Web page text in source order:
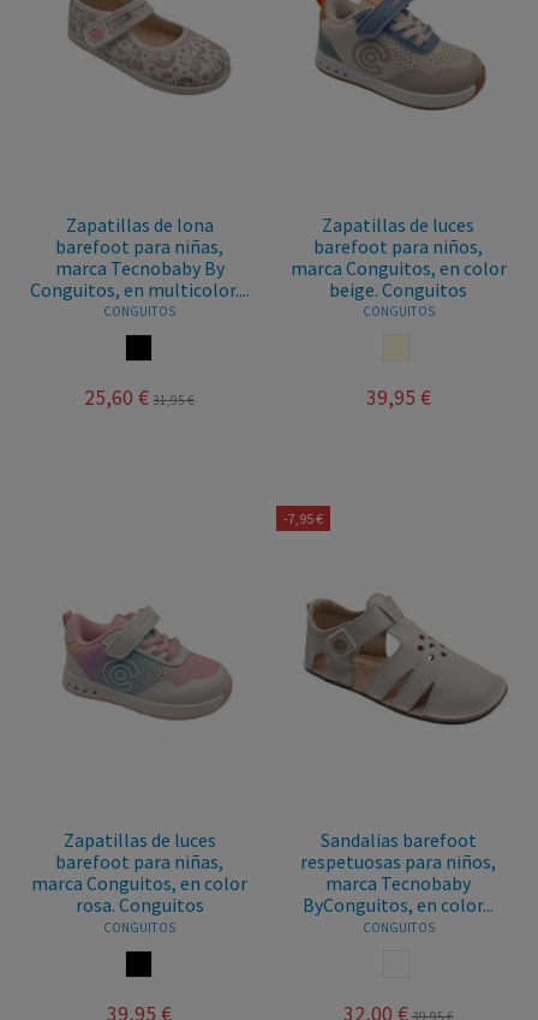
Zapatillas de lona
barefoot para niñas,
marca Tecnobaby By
Conguitos, en multicolor....
CONGUITOS
25,60 € 31,95 €
Zapatillas de luces
barefoot para niños,
marca Conguitos, en color
beige. Conguitos
CONGUITOS
39,95 €
Zapatillas de luces
barefoot para niñas,
marca Conguitos, en color
rosa. Conguitos
CONGUITOS
39,95 €
-7,95 €
Sandalias barefoot
respetuosas para niños,
marca Tecnobaby
ByConguitos, en color...
CONGUITOS
32,00 € 39,95 €